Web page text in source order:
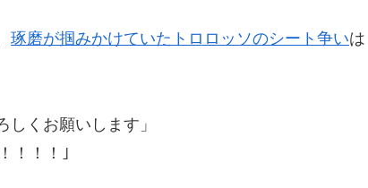
琢磨が掴みかけていたトロロッソのシート争いは
くお願いします」
！！！｣